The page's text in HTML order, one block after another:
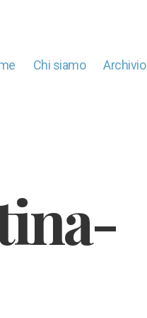
Chi siamo Archivio